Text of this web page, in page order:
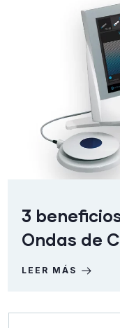
3
Ondas de
LEER MÁS